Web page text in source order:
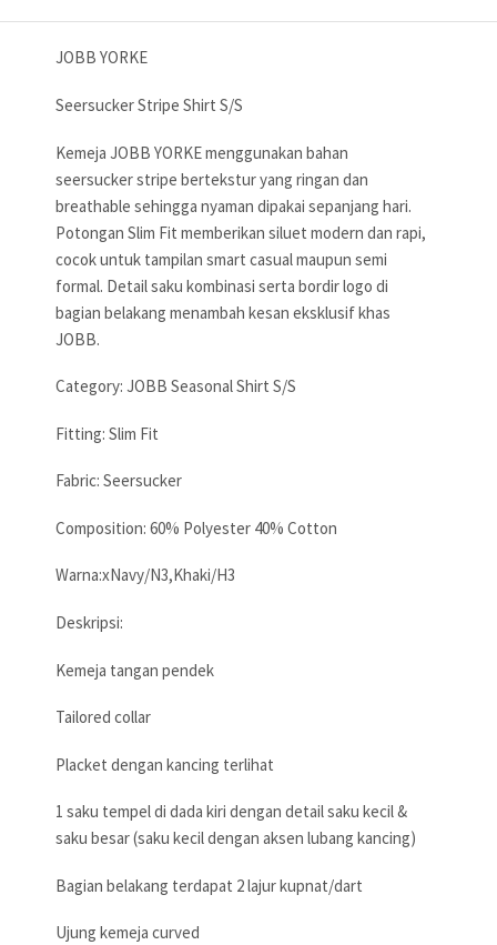
JOBB YORKE
Seersucker Stripe Shirt S/S
Kemeja JOBB YORKE menggunakan bahan
seersucker stripe bertekstur yang ringan dan
breathable sehingga nyaman dipakai sepanjang hari.
Potongan Slim Fit memberikan siluet modern dan rapi,
cocok untuk tampilan smart casual maupun semi
formal. Detail saku kombinasi serta bordir logo di
bagian belakang menambah kesan eksklusif khas
JOBB.
Category: JOBB Seasonal Shirt S/S
Fitting: Slim Fit
Fabric: Seersucker
Composition: 60% Polyester 40% Cotton
Warna:xNavy/N3,Khaki/H3
Deskripsi:
Kemeja tangan pendek
Tailored collar
Placket dengan kancing terlihat
1 saku tempel di dada kiri dengan detail saku kecil &
saku besar (saku kecil dengan aksen lubang kancing)
Bagian belakang terdapat 2 lajur kupnat/dart
Ujung kemeja curved